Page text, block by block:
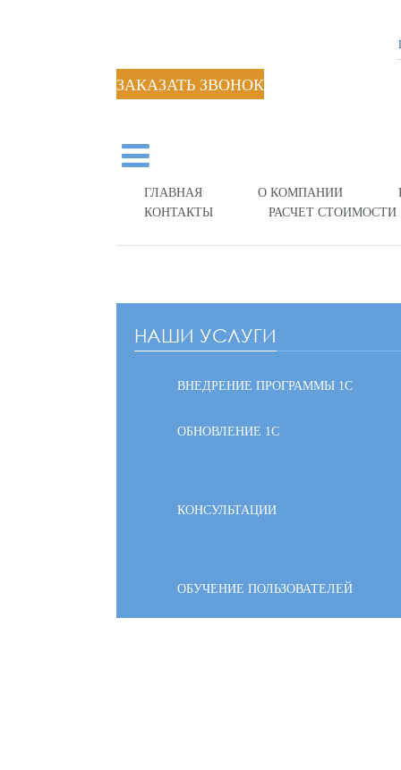
ЗАКАЗАТЬ ЗВОНОК
ГЛАВНАЯ О КОМПАНИИ
КОНТАКТЫ
РАСЧЕТ СТОИМОСТИ
НАШИ УСЛУГИ
ВНЕДРЕНИЕ ПРОГРАММЫ 1С
ОБНОВЛЕНИЕ 1С
КОНСУЛЬТАЦИИ
ОБУЧЕНИЕ ПОЛЬЗОВАТЕЛЕЙ